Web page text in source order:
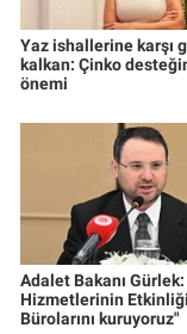
Yaz ishallerine karşı
kalkan: Çinko
önemi
Adalet Bakanı Gürlek:
Hizmetlerinin Etkinliği
Bürolarını kuruyoruz"